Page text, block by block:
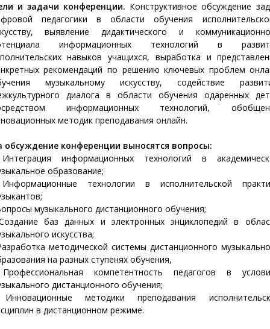
и задачи конференции. Конструктивное обсуждение
педагогики в области обучения
выявление дидактического и
информационных технологий в
навыков учащихся, выработка и
рекомендаций по решению ключевых проблем
музыкальному искусству, содействие
диалога в области обучения одаренных
информационных технологий,
методик преподавания онлайн.
обсуждение конференции выносятся вопросы:
информационных технологий в
образование;
технологии в исполнительской
музыкального дистанционного обучения;
баз данных и электронных энциклопедий в
искусства;
методической системы дистанционного
на разных ступенях обучения,
компетентность педагогов в
дистанционного обучения;
методики преподавания
в дистанционном режиме.